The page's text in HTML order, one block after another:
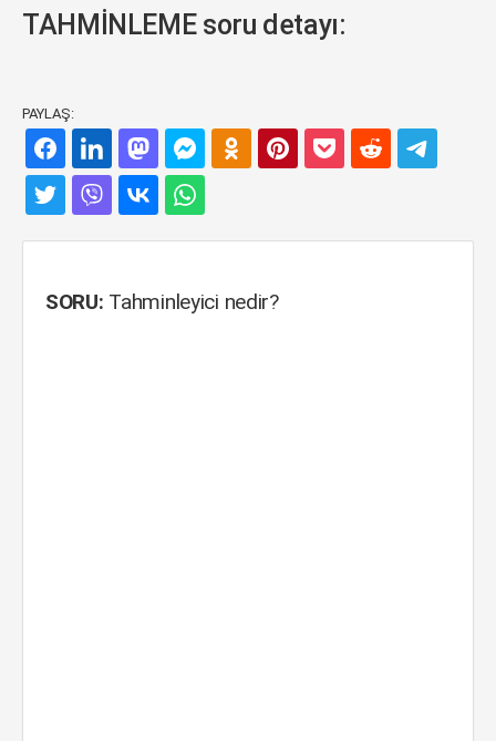
TAHMİNLEME soru detayı:
PAYLAŞ:
SORU: Tahminleyici nedir?